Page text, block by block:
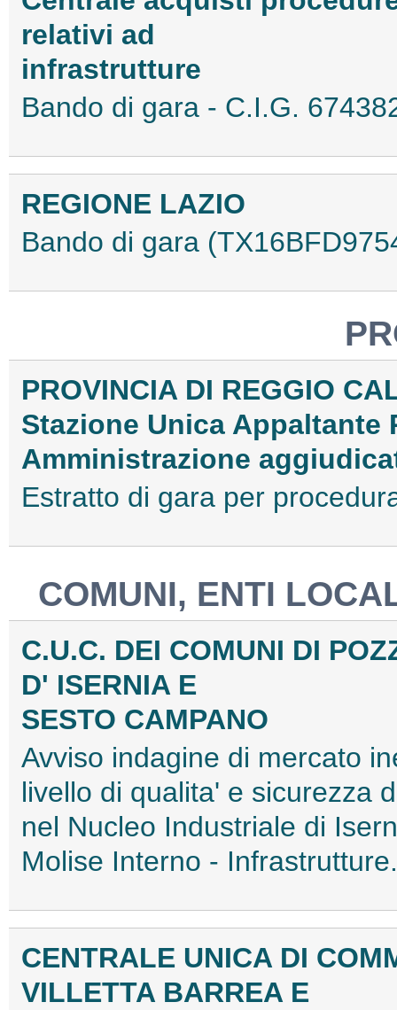
relativi ad
infrastrutture
Bando di gara - C.I.G.
REGIONE LAZIO
Bando di gara
PROVINCIA DI REGGIO
Stazione Unica Appaltante
Amministrazione
Estratto di gara per
COMUNI, ENTI
C.U.C. DEI COMUNI DI
D' ISERNIA E
SESTO CAMPANO
Avviso indagine di mercato
livello di qualita' e sicurezza
nel Nucleo Industriale di
Molise Interno -
CENTRALE UNICA DI
VILLETTA BARREA E